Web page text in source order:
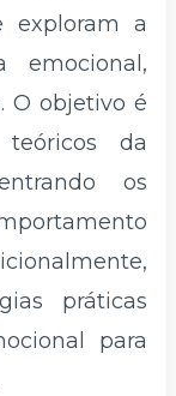
exploram a
emocional,
O objetivo é
da
os
práticas
para